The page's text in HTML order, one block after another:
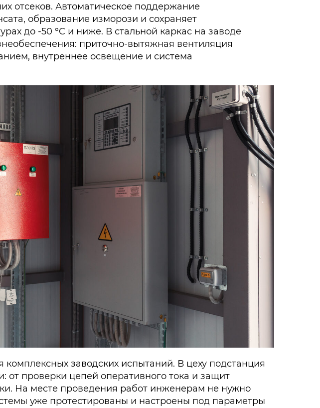
отсеков. Автоматическое поддержание
образование изморози и сохраняет
до -50 °C и ниже. В стальной каркас на заводе
приточно-вытяжная вентиляция
внутреннее освещение и система
заводских испытаний. В цеху подстанция
от проверки цепей оперативного тока и защит
На месте проведения работ инженерам не нужно
уже протестированы и настроены под параметры